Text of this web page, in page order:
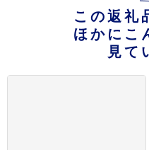
この返礼
ほかにこ
見て